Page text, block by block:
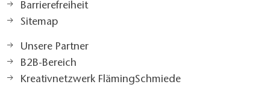
Barrierefreiheit
Sitemap
Unsere Partner
B2B-Bereich
Kreativnetzwerk FlämingSchmiede